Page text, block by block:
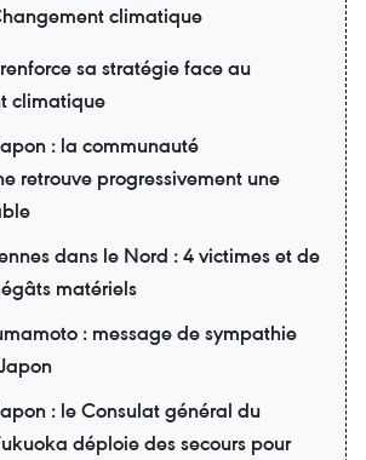
climatique
sa stratégie face au
climatique
: la communauté
retrouve progressivement une
dans le Nord : 4 victimes et de
matériels
: message de sympathie
: le Consulat général du
déploie des secours pour